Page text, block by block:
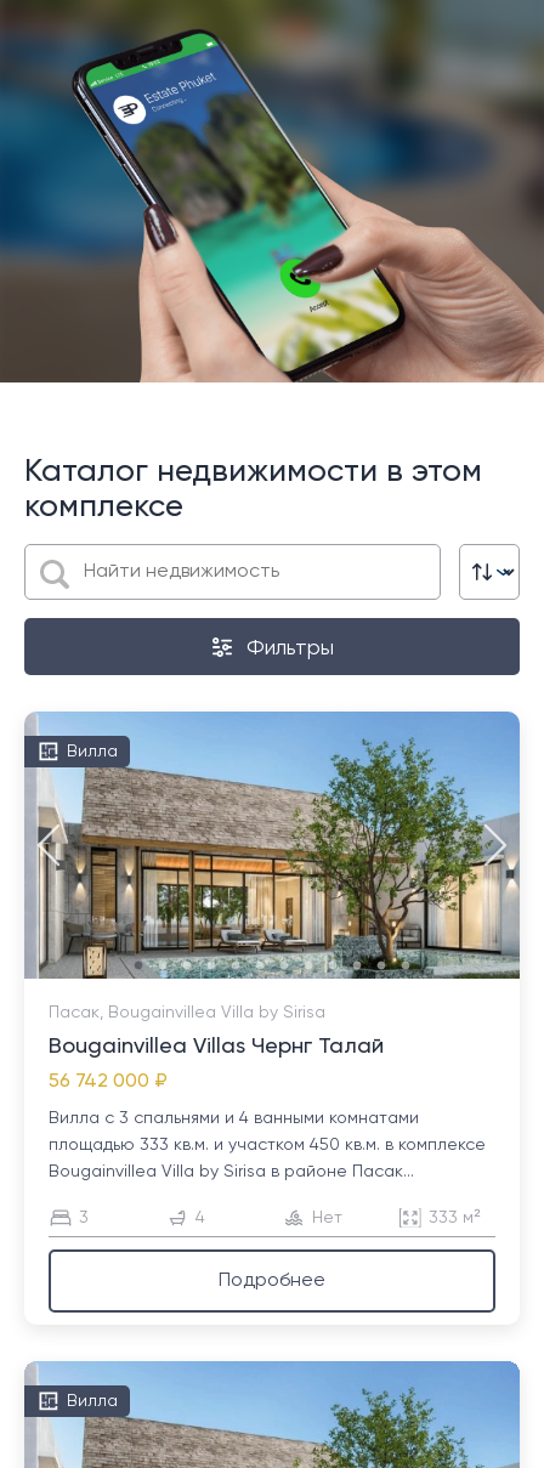
Каталог недвижимости в этом
комплексе
Фильтры
Вилла
Пасак, Bougainvillea Villa by Sirisa
Bougainvillea Villas Чернг Талай
56 742 000 ₽
Вилла с 3 спальнями и 4 ванными комнатами
площадью 333 кв.м. и участком 450 кв.м. в комплексе
Bougainvillea Villa by Sirisa в районе Пасак...
3 4 Нет 333 м²
Подробнее
Вилла